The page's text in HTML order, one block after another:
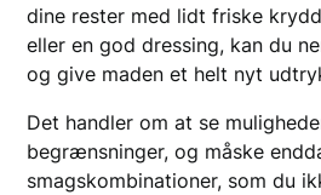
dine rester med lidt friske
eller en god dressing, kan du
og give maden et helt nyt
Det handler om at se
begrænsninger, og måske
smagskombinationer, som du